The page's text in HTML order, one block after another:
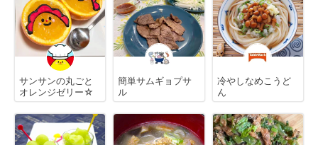
サンサンの丸ごと
オレンジゼリー☆
簡単サムギョプサ
ル
冷やしなめこうど
ん